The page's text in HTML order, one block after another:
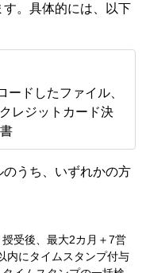
。具体的には、以下
ードしたファイル、
レジットカード決
うち、いずれかの方
授受後、最大2カ月＋7営
内にタイムスタンプ付与